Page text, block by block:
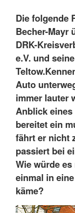
Die folgende
Becher-Mayr
DRK-
e.V. und
Teltow.
Auto
immer lauter
Anblick
bereitet ein
fährt er nicht
passiert bei
Wie würde
einmal in
käme?